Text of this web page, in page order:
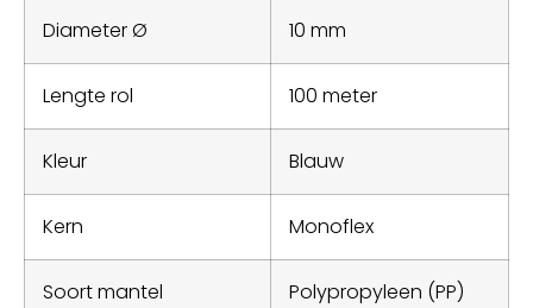
Diameter Ø
10 mm
Lengte rol 100 meter
Kleur Blauw
Kern Monoflex
Soort mantel Polypropyleen (PP)